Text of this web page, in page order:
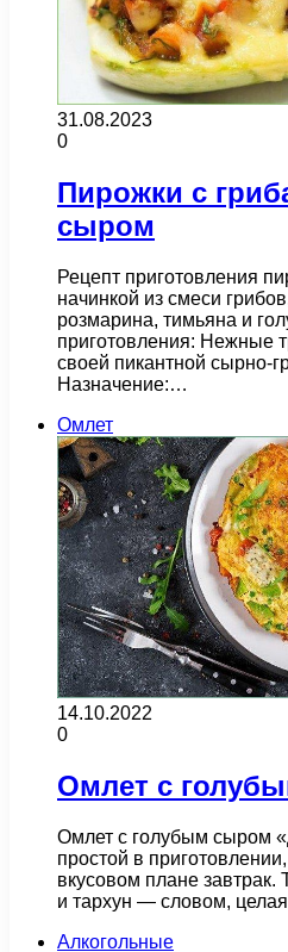
31.08.2023
0
Пирожки с
сыром
Рецепт приготовления
начинкой из смеси
розмарина, тимьяна и
приготовления: Нежные
своей пикантной сырно-
Назначение:…
Омлет
14.10.2022
0
Омлет с
Омлет с голубым сыром
простой в
вкусовом плане
и тархун — словом,
Алкогольные